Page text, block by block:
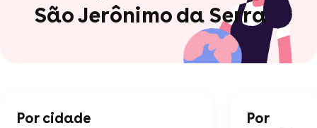
São Jerônimo da Serra
Por cidade
Por